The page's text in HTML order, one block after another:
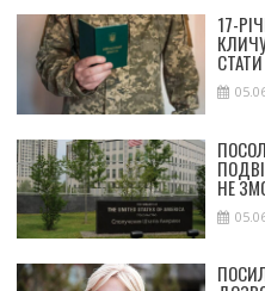
17-
НЕ